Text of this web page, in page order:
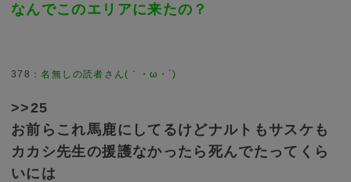
なんでこのエリアに来たの？
378
>>25
お前らこれ馬鹿にしてるけどナルトもサスケも
カカシ先生の援護なかったら死んでたってくら
いには